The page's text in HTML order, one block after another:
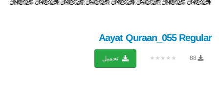
Aayat Quraan_055 Regular
88
★★★★★ تحميل